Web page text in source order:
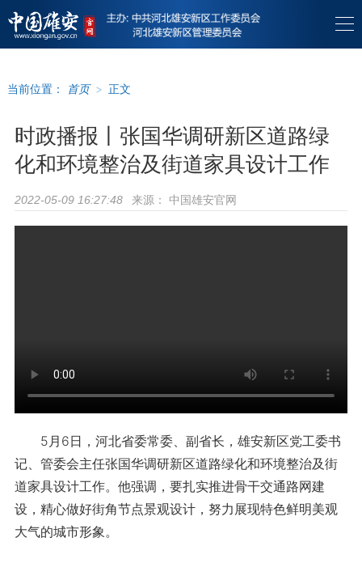
当前位置： 首页 > 正文
时政播报丨张国华调研新区道路绿
化和环境整治及街道家具设计工作
2022-05-09 16:27:48 来源： 中国雄安官网
5月6日，河北省委常委、副省长，雄安新区党工委书
记、管委会主任张国华调研新区道路绿化和环境整治及街
道家具设计工作。他强调，要扎实推进骨干交通路网建
设，精心做好街角节点景观设计，努力展现特色鲜明美观
大气的城市形象。